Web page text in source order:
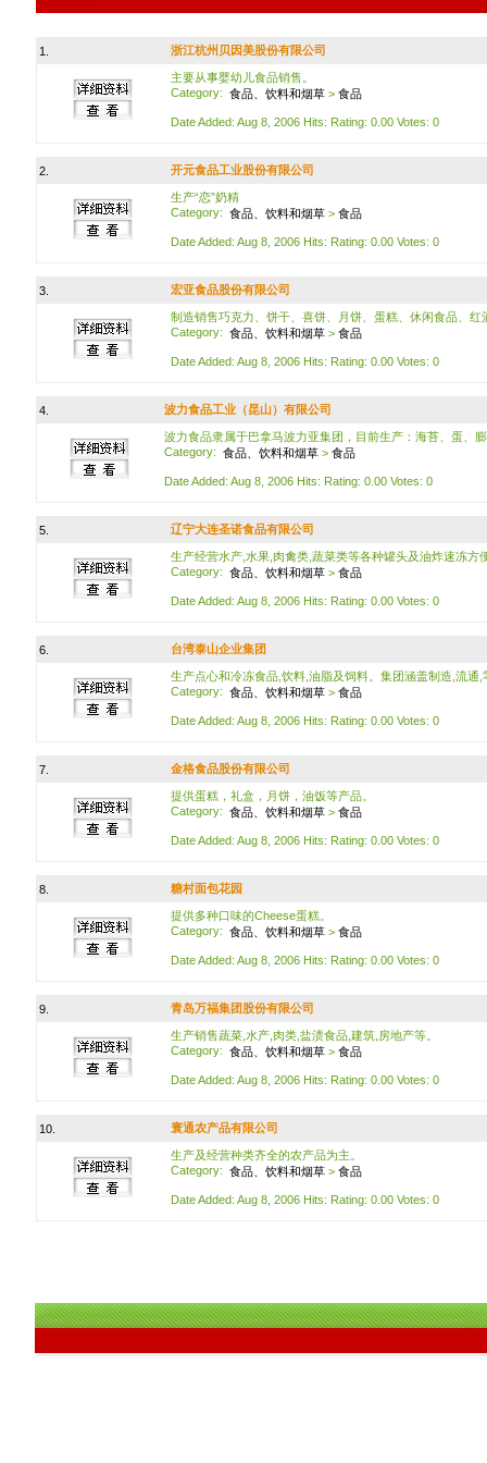
1.
浙江杭州贝因美股份有限公司
主要从事婴幼儿食品销售。
Category: 食品、饮料和烟草 > 食品
Date Added: Aug 8, 2006 Hits: Rating: 0.00 Votes: 0
2. 开元食品工业股份有限公司
生产“恋”奶精
Category: 食品、饮料和烟草 > 食品
Date Added: Aug 8, 2006 Hits: Rating: 0.00 Votes: 0
3. 宏亚食品股份有限公司
制造销售巧克力、饼干、喜饼、月饼、蛋糕、休闲食品、红
Category: 食品、饮料和烟草 > 食品
Date Added: Aug 8, 2006 Hits: Rating: 0.00 Votes: 0
4. 波力食品工业（昆山）有限公司
波力食品隶属于巴拿马波力亚集团，目前生产：海苔、蛋、
Category: 食品、饮料和烟草 > 食品
Date Added: Aug 8, 2006 Hits: Rating: 0.00 Votes: 0
5. 辽宁大连圣诺食品有限公司
生产经营水产,水果,肉禽类,蔬菜类等各种罐头及油炸速冻方
Category: 食品、饮料和烟草 > 食品
Date Added: Aug 8, 2006 Hits: Rating: 0.00 Votes: 0
6. 台湾泰山企业集团
生产点心和冷冻食品,饮料,油脂及饲料。集团涵盖制造,流通,
Category: 食品、饮料和烟草 > 食品
Date Added: Aug 8, 2006 Hits: Rating: 0.00 Votes: 0
7. 金格食品股份有限公司
提供蛋糕，礼盒，月饼，油饭等产品。
Category: 食品、饮料和烟草 > 食品
Date Added: Aug 8, 2006 Hits: Rating: 0.00 Votes: 0
8. 糖村面包花园
提供多种口味的Cheese蛋糕。
Category: 食品、饮料和烟草 > 食品
Date Added: Aug 8, 2006 Hits: Rating: 0.00 Votes: 0
9. 青岛万福集团股份有限公司
生产销售蔬菜,水产,肉类,盐渍食品,建筑,房地产等。
Category: 食品、饮料和烟草 > 食品
Date Added: Aug 8, 2006 Hits: Rating: 0.00 Votes: 0
10. 寰通农产品有限公司
生产及经营种类齐全的农产品为主。
Category: 食品、饮料和烟草 > 食品
Date Added: Aug 8, 2006 Hits: Rating: 0.00 Votes: 0